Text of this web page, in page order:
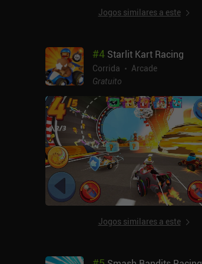
Jogos similares a este
#4 Starlit Kart Racing
Corrida
Arcade
Gratuito
Jogos similares a este